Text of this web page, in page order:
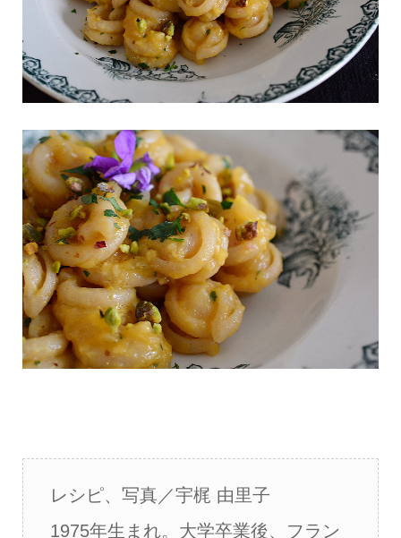
レシピ、写真／宇梶 由里子
1975年生まれ。大学卒業後、フラン